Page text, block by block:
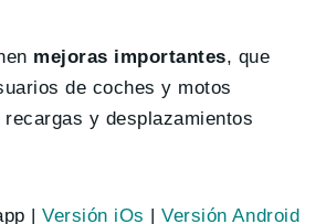
mejoras importantes, que
de coches y motos
y desplazamientos
|Versión iOs | Versión Android